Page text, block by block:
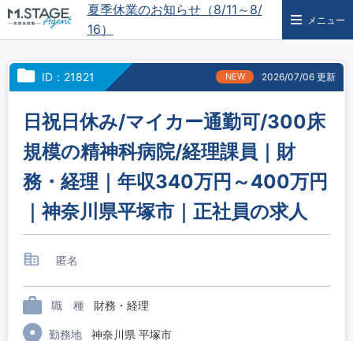
夏季休業のお知らせ（8/11～8/
16）
メニュー
ID：21821 NEW 2026/07/06 更新
日祝日休み/マイカー通勤可/300床
規模の精神科病院/経理課員｜財
務・経理｜年収340万円～400万円
｜神奈川県平塚市｜正社員の求人
匿名
職 種 財務・経理
勤務地 神奈川県 平塚市